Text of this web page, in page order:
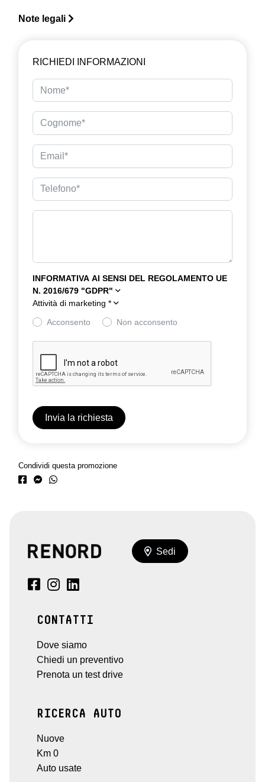
Note legali
RICHIEDI INFORMAZIONI
INFORMATIVA AI SENSI DEL REGOLAMENTO UE
N. 2016/679 "GDPR"
Attività di marketing *
Acconsento Non acconsento
Condividi questa promozione
Sedi
CONTATTI
Dove siamo
Chiedi un preventivo
Prenota un test drive
RICERCA AUTO
Nuove
Km 0
Auto usate